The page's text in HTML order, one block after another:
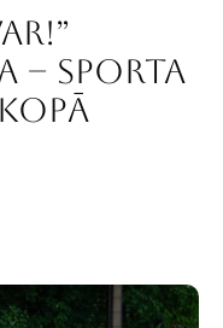
– sporta